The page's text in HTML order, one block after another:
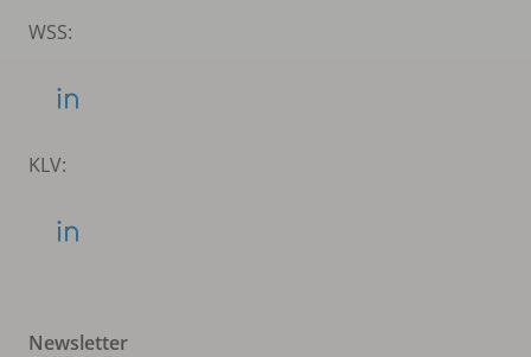
WSS:
KLV:
Newsletter